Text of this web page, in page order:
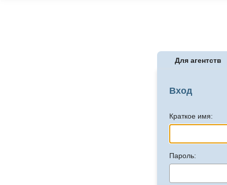
Для агентств
Вход
Краткое имя:
Пароль: